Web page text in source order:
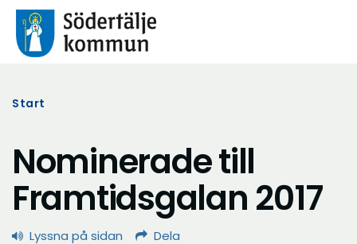
Start
Nominerade till
Framtidsgalan 2017
Lyssna på sidan Dela